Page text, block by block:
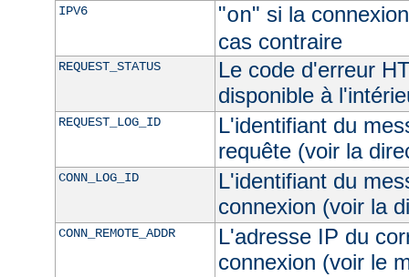
IPV6 "on" si la
cas contraire
REQUEST_STATUS
Le code d'erreur
disponible à
REQUEST_LOG_ID
L'identifiant du
requête (voir la
CONN_LOG_ID
L'identifiant du
connexion (voir la
CONN_REMOTE_ADDR
L'adresse IP du
connexion (voir le